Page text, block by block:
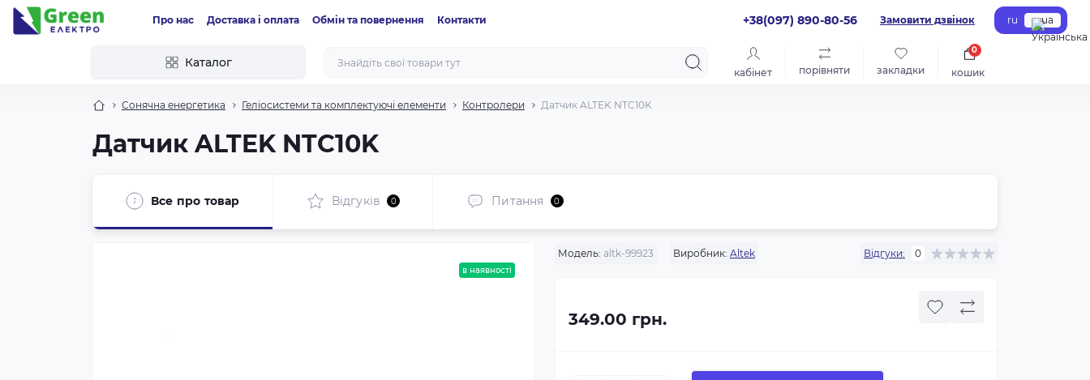
Про нас Доставка і оплата Обмін та повернення Контакти +38(097) 890-80-56 Замовити дзвінок ru ua
Каталог
кабінет порівняти закладки кошик
0
Сонячна енергетика Геліосистеми та комплектуючі елементи Контролери Датчик ALTEK NTC10K
Датчик ALTEK NTC10K
Все про товар Відгуків 0 Питання 0
в наявності
Модель: altk-99923 Виробник: Altek Відгуки: 0
349.00 грн.